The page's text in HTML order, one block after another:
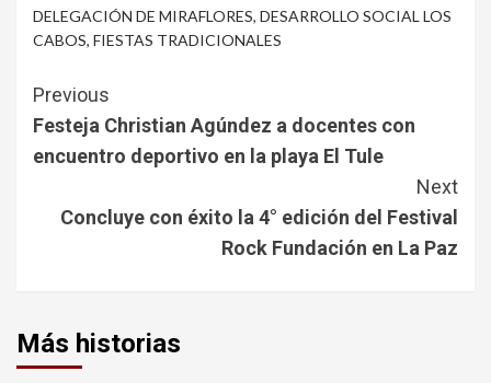
DELEGACIÓN DE MIRAFLORES, DESARROLLO SOCIAL LOS
CABOS, FIESTAS TRADICIONALES
Continue
Reading
Previous
Festeja Christian Agúndez a docentes con
encuentro deportivo en la playa El Tule
Next
Concluye con éxito la 4° edición del Festival
Rock Fundación en La Paz
Más historias